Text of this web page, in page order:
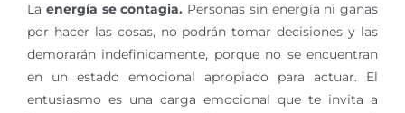
La energía se contagia. Personas sin energía ni ganas
por hacer las cosas, no podrán tomar decisiones y las
demorarán indefinidamente, porque no se encuentran
en un estado emocional apropiado para actuar. El
entusiasmo es una carga emocional que te invita a